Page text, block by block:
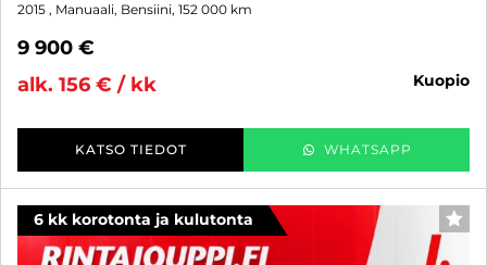
2015 , Manuaali, Bensiini, 152 000 km
9 900 €
alk. 156 € / kk
kuopio
KATSO TIEDOT WHATSAPP
6 kk korotonta ja kulutonta